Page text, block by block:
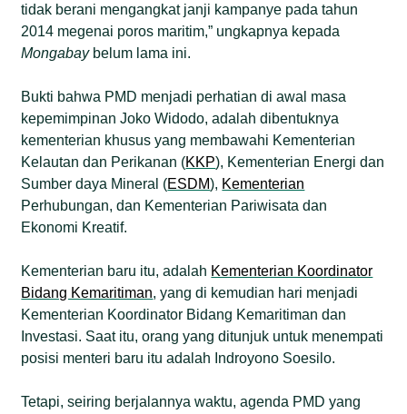
tidak berani mengangkat janji kampanye pada tahun
2014 megenai poros maritim,” ungkapnya kepada
Mongabaybelum lama ini.
Bukti bahwa PMD menjadi perhatian di awal masa
kepemimpinan Joko Widodo, adalah dibentuknya
kementerian khusus yang membawahi Kementerian
Kelautan dan Perikanan (KKP), Kementerian Energi dan
Sumber daya Mineral (ESDM), Kementerian
Perhubungan, dan Kementerian Pariwisata dan
Ekonomi Kreatif.
Kementerian baru itu, adalah Kementerian Koordinator
Bidang Kemaritiman, yang di kemudian hari menjadi
Kementerian Koordinator Bidang Kemaritiman dan
Investasi. Saat itu, orang yang ditunjuk untuk menempati
posisi menteri baru itu adalah Indroyono Soesilo.
Tetapi, seiring berjalannya waktu, agenda PMD yang